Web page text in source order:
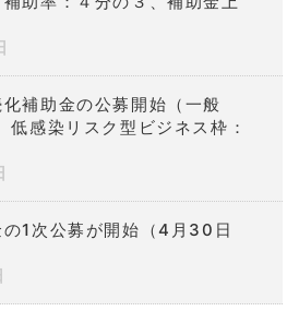
補助金の公募開始（一般
感染リスク型ビジネス枠：
1次公募が開始（4月30日